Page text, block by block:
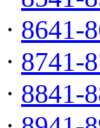
· 8641-
· 8741-
· 8841-